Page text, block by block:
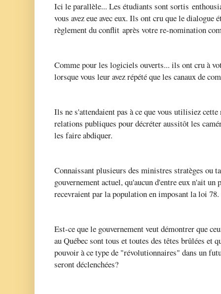
Ici le parallèle... Les étudiants sont sortis
vous avez eue avec eux. Ils ont cru que le
règlement du conflit après votre re-nomination
Comme pour les logiciels ouverts... ils ont cru à
lorsque vous leur avez répété que les canaux de
Ils ne s'attendaient pas à ce que vous utilisiez
relations publiques pour décréter aussitôt les
les faire abdiquer.
Connaissant plusieurs des ministres stratèges ou
gouvernement actuel, qu'aucun d'entre eux n'ait un
recevraient par la population en imposant la loi
Est-ce que le gouvernement veut démontrer que
au Québec sont tous et toutes des têtes brûlées et
pouvoir à ce type de "révolutionnaires" dans un
seront déclenchées?